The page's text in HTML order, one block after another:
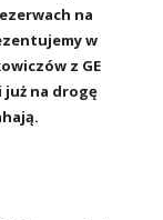
na
w
z GE
już na drogę